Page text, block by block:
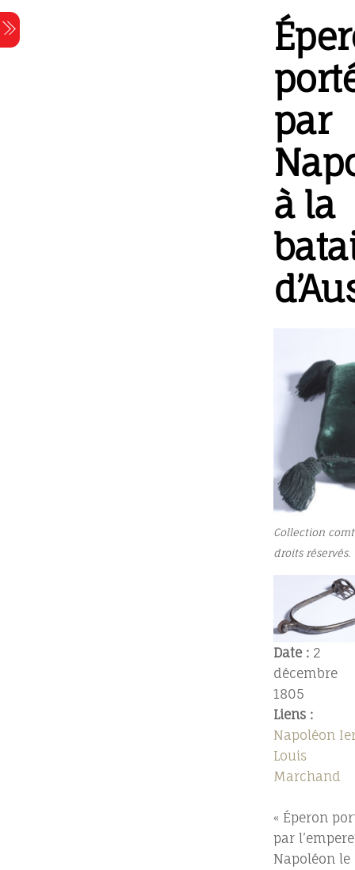
Skip
to
content
par
à la
Collection
droits réservés.
Date : 2
décembre
1805
Liens :
Napoléon
Louis
Marchand
« Éperon
par
Napoléon le